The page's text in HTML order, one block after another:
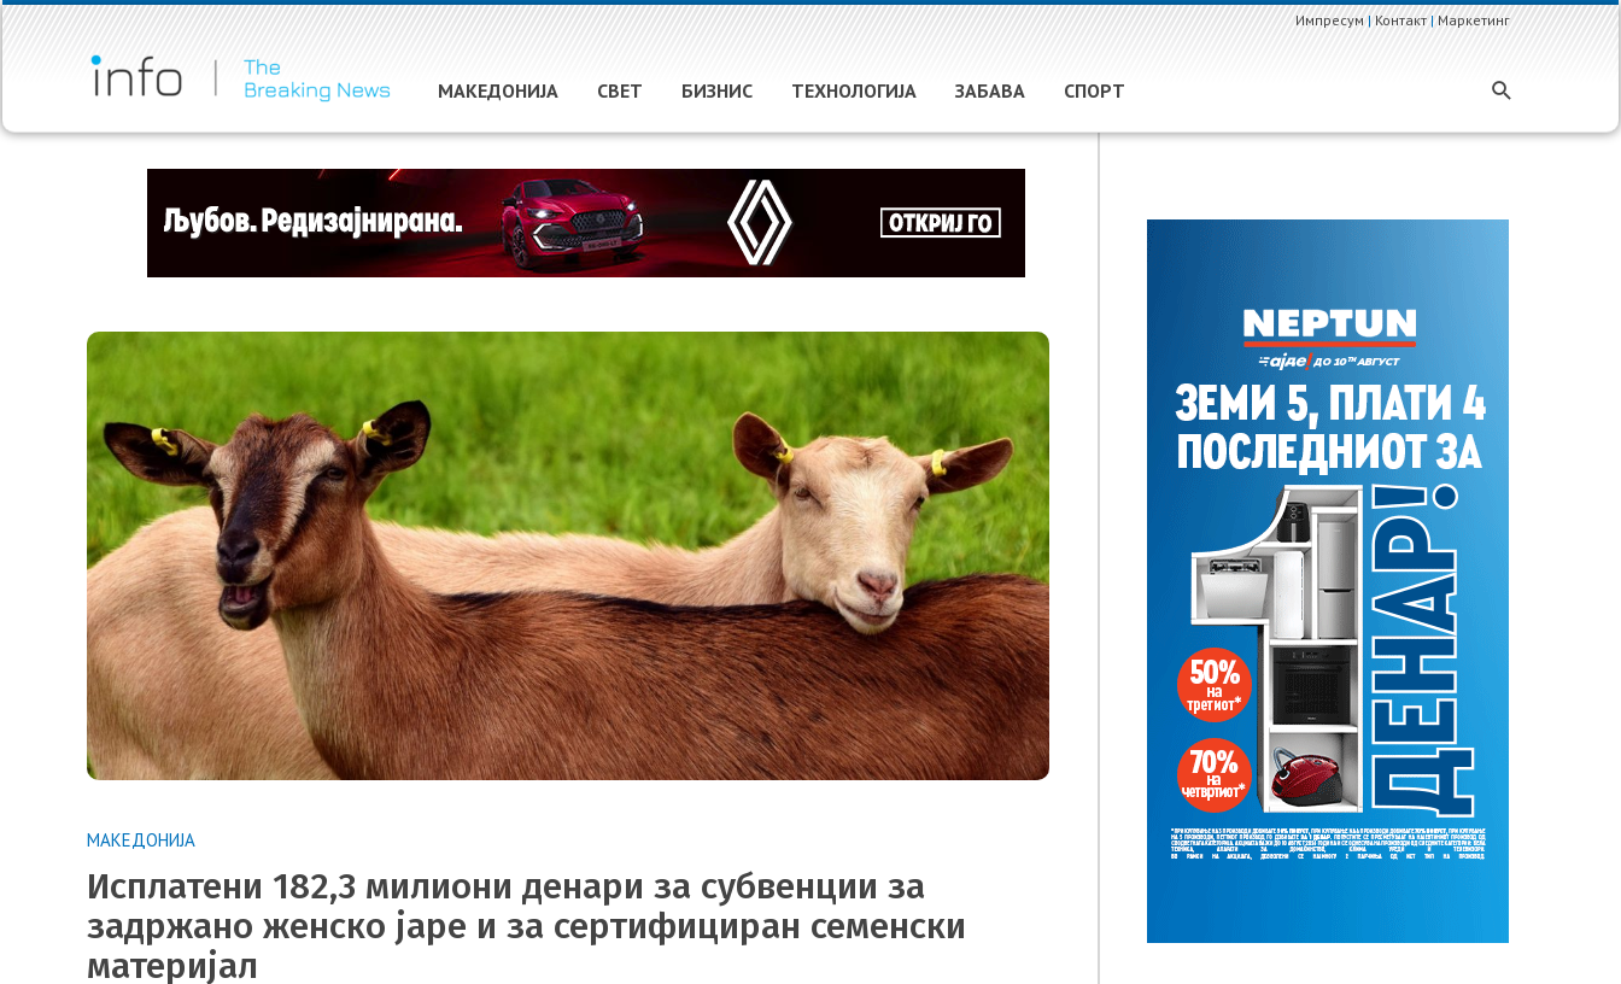
Импресум|Контакт|Маркетинг
МАКЕДОНИЈА СВЕТ БИЗНИС ТЕХНОЛОГИЈА ЗАБАВА СПОРТ
МАКЕДОНИЈА
Исплатени 182,3 милиони денари за субвенции за
задржано женско јаре и за сертифициран семенски
материјал